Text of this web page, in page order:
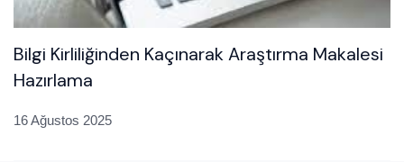
Bilgi Kirliliğinden Kaçınarak Araştırma Makalesi
Hazırlama
16 Ağustos 2025